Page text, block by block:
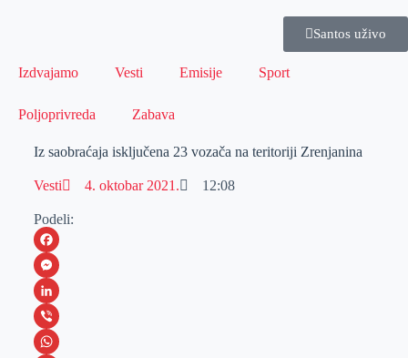
Santos uživo
Izdvajamo Vesti Emisije Sport
Poljoprivreda Zabava
Iz saobraćaja isključena 23 vozača na teritoriji Zrenjanina
Vesti 4. oktobar 2021. 12:08
Podeli:
F
a
c
e
M
e
s
L
iV